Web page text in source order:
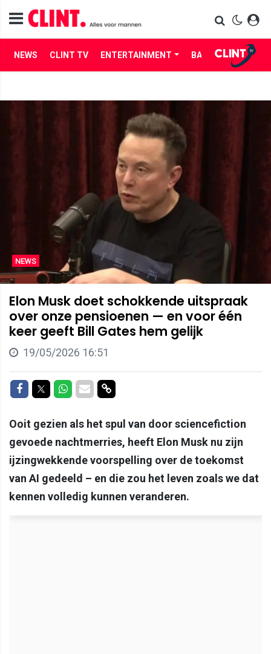
NEWS CLINT TV ENTERTAINMENT BABES LIFE
NEWS
Elon Musk doet schokkende uitspraak
over onze pensioenen — en voor één
keer geeft Bill Gates hem gelijk
19/05/2026 16:51
Delen op Facebook
Delen op Twitter
Delen op Whatsapp
Delen via Mail
Delen via link
Ooit gezien als het spul van door sciencefiction
gevoede nachtmerries, heeft Elon Musk nu zijn
ijzingwekkende voorspelling over de toekomst
van AI gedeeld – en die zou het leven zoals we dat
kennen volledig kunnen veranderen.